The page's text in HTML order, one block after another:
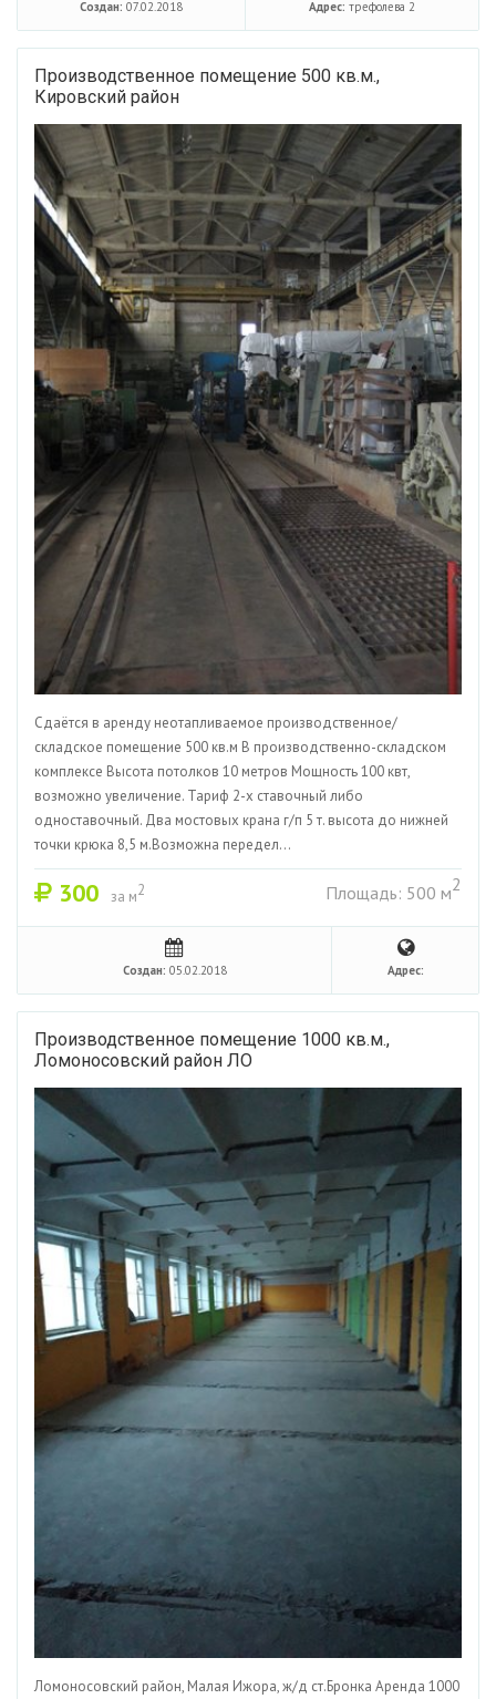
Создан: 07.02.2018 Адрес: трефолева 2
Производственное помещение 500 кв.м.,
Кировский район
Сдаётся в аренду неотапливаемое производственное/
складское помещение 500 кв.м В производственно-складском
комплексе Высота потолков 10 метров Мощность 100 квт,
возможно увеличение. Тариф 2-х ставочный либо
одноставочный. Два мостовых крана г/п 5 т. высота до нижней
точки крюка 8,5 м.Возможна передел...
300 за м2 Площадь: 500 м2
Создан: 05.02.2018 Адрес:
Производственное помещение 1000 кв.м.,
Ломоносовский район ЛО
Ломоносовский район, Малая Ижора, ж/д ст.Бронка Аренда 1000